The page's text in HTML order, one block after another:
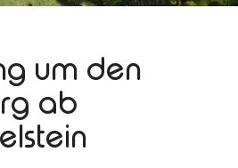
um den
ab